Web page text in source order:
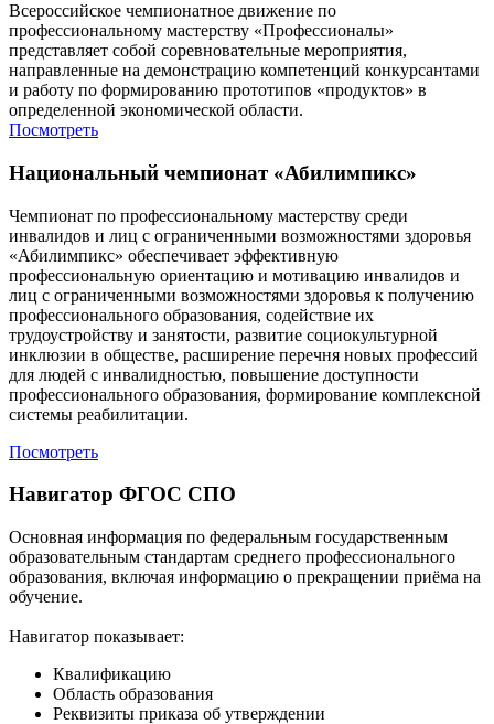
Всероссийское чемпионатное движение по
профессиональному мастерству «Профессионалы»
представляет собой соревновательные мероприятия,
направленные на демонстрацию компетенций конкурсантами
и работу по формированию прототипов «продуктов» в
определенной экономической области.
Посмотреть
Национальный чемпионат «Абилимпикс»
Чемпионат по профессиональному мастерству среди
инвалидов и лиц с ограниченными возможностями здоровья
«Абилимпикс» обеспечивает эффективную
профессиональную ориентацию и мотивацию инвалидов и
лиц с ограниченными возможностями здоровья к получению
профессионального образования, содействие их
трудоустройству и занятости, развитие социокультурной
инклюзии в обществе, расширение перечня новых профессий
для людей с инвалидностью, повышение доступности
профессионального образования, формирование комплексной
системы реабилитации.
Посмотреть
Навигатор ФГОС СПО
Основная информация по федеральным государственным
образовательным стандартам среднего профессионального
образования, включая информацию о прекращении приёма на
обучение.
Навигатор показывает:
Квалификацию
Область образования
Реквизиты приказа об утверждении